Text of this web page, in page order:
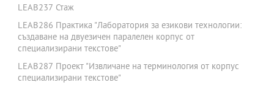
LEAB237 Стаж
LEAB286 Практика "Лаборатория за езикови технологии:
създаване на двуезичен паралелен корпус от
специализирани текстове"
LEAB287 Проект "Извличане на терминология от корпус
специализирани текстове"